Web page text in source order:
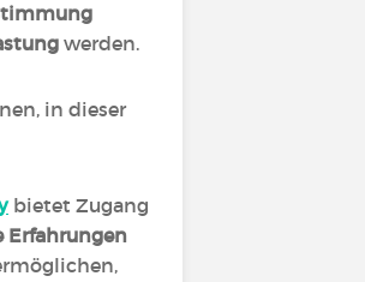
werden.
in dieser
bietet Zugang
Erfahrungen